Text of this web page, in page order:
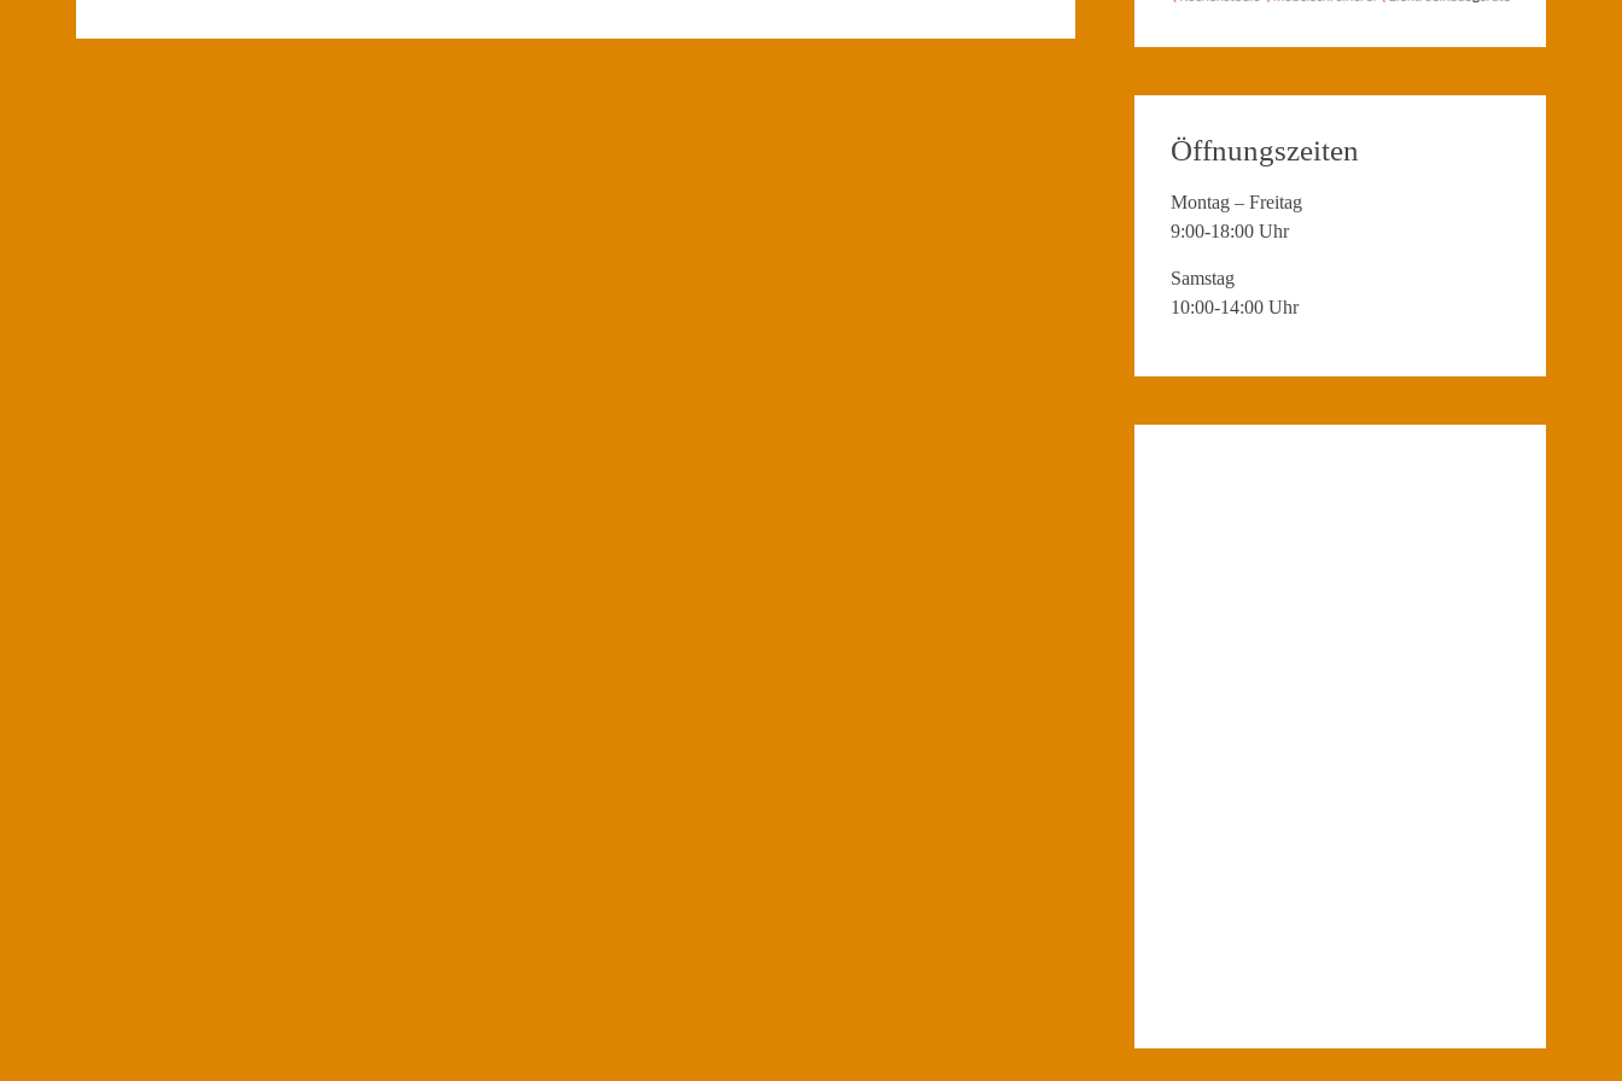
Öffnungszeiten
Montag – Freitag
9:00-18:00 Uhr
Samstag
10:00-14:00 Uhr